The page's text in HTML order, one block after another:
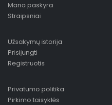
Mano paskyra
Straipsniai
Užsakymų istorija
Prisijungti
Registruotis
Privatumo politika
Pirkimo taisyklės